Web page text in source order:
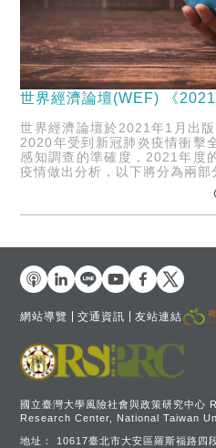
世界經濟論壇(WEF) 《
世界經濟論壇於2021年1月出
2020年受到新冠肺炎疫情衝擊
感知調查的準確度，2021年度
疫情做出分析，以下將分為兩部
國立臺灣大學風險社會與政策研究中
Research Center, National Taiwan
地址： 10617臺北市大安區羅斯福路四
網站導覽 交通資訊 友站連結